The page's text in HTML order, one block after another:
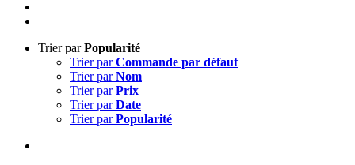
Trier parPopularité
Trier parCommande par défaut
Trier parNom
Trier parPrix
Trier parDate
Trier parPopularité